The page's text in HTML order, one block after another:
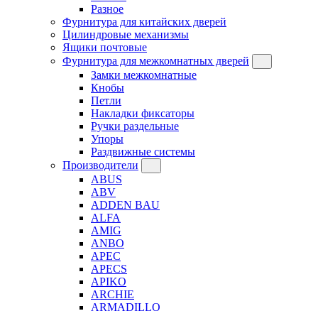
Разное
Фурнитура для китайских дверей
Цилиндровые механизмы
Ящики почтовые
Фурнитура для межкомнатных дверей
Замки межкомнатные
Кнобы
Петли
Накладки фиксаторы
Ручки раздельные
Упоры
Раздвижные системы
Производители
ABUS
ABV
ADDEN BAU
ALFA
AMIG
ANBO
APEC
APECS
APIKO
ARCHIE
ARMADILLO